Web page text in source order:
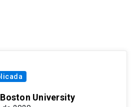
University